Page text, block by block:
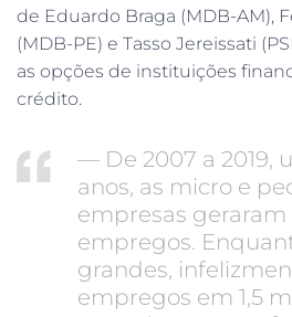
de Eduardo Braga (MDB-AM),
(MDB-PE) e Tasso Jereissati
as opções de instituições
crédito.
— De 2007 a 2019,
anos, as micro e
empresas geraram
empregos.
grandes,
empregos em 1,5